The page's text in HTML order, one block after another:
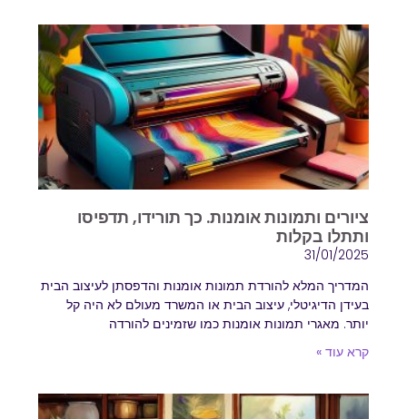
ציורים ותמונות אומנות. כך תורידו, תדפיסו
ותתלו בקלות
31/01/2025
המדריך המלא להורדת תמונות אומנות והדפסתן לעיצוב הבית
בעידן הדיגיטלי, עיצוב הבית או המשרד מעולם לא היה קל
יותר. מאגרי תמונות אומנות כמו שזמינים להורדה
קרא עוד »